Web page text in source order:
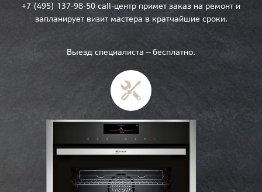
+7 (495) 137-98-50 call-центр примет заказ на ремонт и
запланирует визит мастера в кратчайшие сроки.
Выезд специалиста — бесплатно.